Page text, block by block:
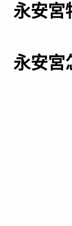
永安宮
永安宮